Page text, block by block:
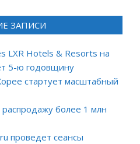
ЗАПИСИ
LXR Hotels & Resorts на
5-ю годовщину
стартует масштабный
более 1 млн
проведет сеансы